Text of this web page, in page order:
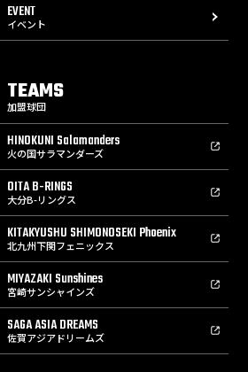
EVENT
イベント
TEAMS
加盟球団
HINOKUNI Salamanders
火の国サラマンダーズ
OITA B-RINGS
大分B-リングス
KITAKYUSHU SHIMONOSEKI Phoenix
北九州下関フェニックス
MIYAZAKI Sunshines
宮崎サンシャインズ
SAGA ASIA DREAMS
佐賀アジアドリームズ